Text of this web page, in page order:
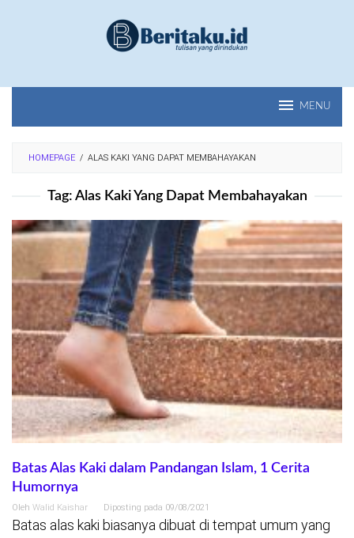
MENU
HOMEPAGE / ALAS KAKI YANG DAPAT MEMBAHAYAKAN
Tag: Alas Kaki Yang Dapat Membahayakan
Batas Alas Kaki dalam Pandangan Islam, 1 Cerita
Humornya
Oleh Walid Kaishar Diposting pada 09/08/2021
Batas alas kaki biasanya dibuat di tempat umum yang